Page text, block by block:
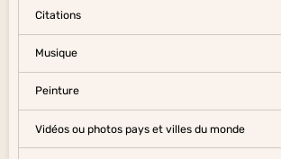
Citations
Musique
Peinture
Vidéos ou photos pays et villes du monde